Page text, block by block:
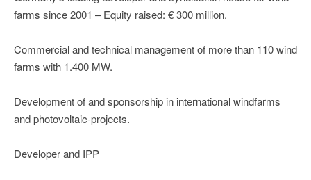
farms since 2001 – Equity raised: € 300 million.
Commercial and technical management of more than 110 wind
farms with 1.400 MW.
Development of and sponsorship in international windfarms
and photovoltaic-projects.
Developer and IPP